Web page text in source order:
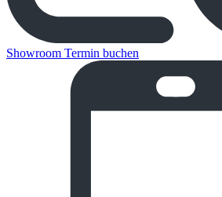
Showroom Termin buchen